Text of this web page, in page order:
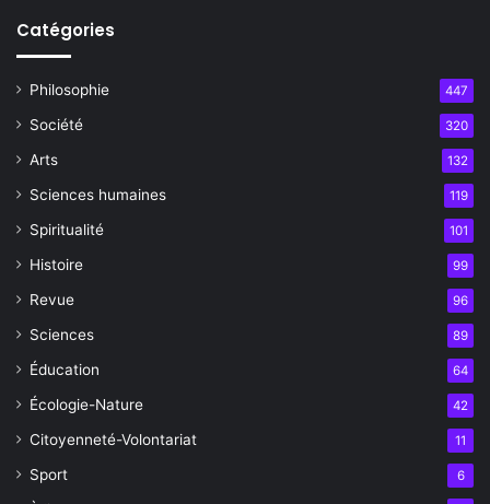
Catégories
Philosophie 447
Société 320
Arts 132
Sciences humaines 119
Spiritualité 101
Histoire 99
Revue 96
Sciences 89
Éducation 64
Écologie-Nature 42
Citoyenneté-Volontariat 11
Sport 6